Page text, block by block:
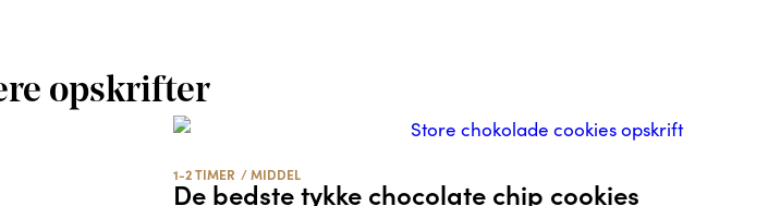
opskrifter
1-2 TIMER /MIDDEL
De bedste tykke chocolate chip cookies